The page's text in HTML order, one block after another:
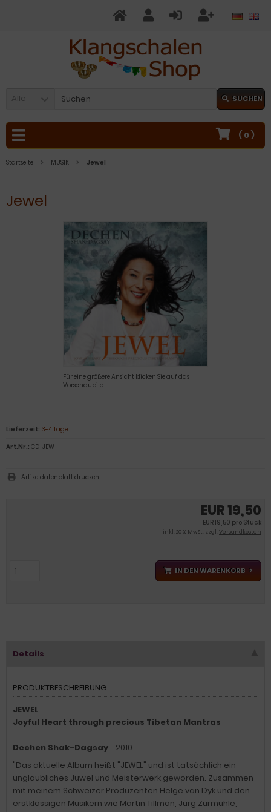
Alle SUCHEN
( 0 )
Startseite MUSIK Jewel
Jewel
Für eine größere Ansicht klicken Sie auf das
Vorschaubild
EUR 19,50
EUR 19,50 pro Stück
inkl. 20 % MwSt. zzgl. Versandkosten
IN DEN WARENKORB
Lieferzeit: 3-4 Tage
Art.Nr.: CD-JEW
Artikeldatenblatt drucken
Details
PRODUKTBESCHREIBUNG
JEWEL
Joyful Heart through precious Tibetan Mantras
Dechen Shak-Dagsay
2010
"Das aktuelle Album heißt "JEWEL" und ist tatsächlich ein
unglaubliches Juwel und Meisterwerk geworden. Zusammen
mit meinem Schweizer Produzenten Helge van Dyk und den
erstklassigen Musikern wie Martin Tillman, Jürg Zurmühle,